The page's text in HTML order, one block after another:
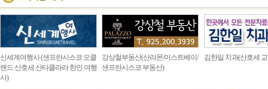
신세계여행사 (샌프란시스코 오클
랜드 산호세 산타클라라 한인 여행
사)
강상철부동산(산라몬/이스트베이/
샌프란시스코 부동산)
김한일 치과(산호세